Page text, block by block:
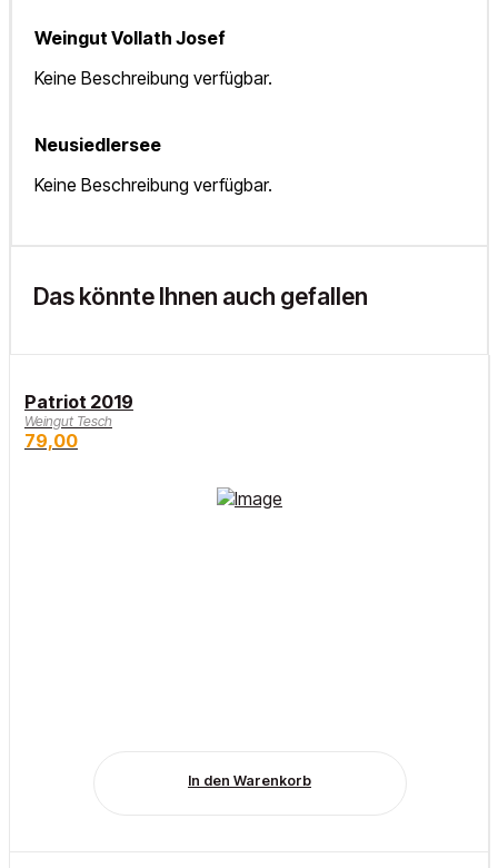
Weingut Vollath Josef
Keine Beschreibung verfügbar.
Neusiedlersee
Keine Beschreibung verfügbar.
Das könnte Ihnen auch gefallen
Patriot 2019
Weingut Tesch
79,00
In den Warenkorb